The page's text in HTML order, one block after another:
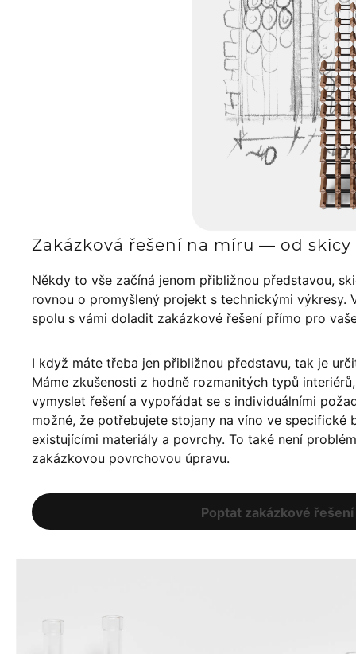
Zakázková řešení na míru — od
Někdy to vše začíná jenom přibližnou představou,
rovnou o promyšlený projekt s technickými výkresy.
spolu s vámi doladit zakázkové řešení přímo pro
I když máte třeba jen přibližnou představu, tak je
Máme zkušenosti z hodně rozmanitých typů
vymyslet řešení a vypořádat se s individuálními
možné, že potřebujete stojany na víno ve specifické
existujícími materiály a povrchy. To také není
zakázkovou povrchovou úpravu.
Poptat zakázkové řešení